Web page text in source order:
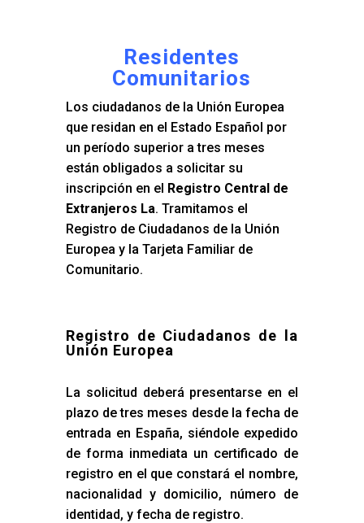
Residentes
Comunitarios
Los ciudadanos de la Unión Europea
que residan en el Estado Español por
un período superior a tres meses
están obligados a solicitar su
inscripción en el Registro Central de
Extranjeros La. Tramitamos el
Registro de Ciudadanos de la Unión
Europea y la Tarjeta Familiar de
Comunitario.
Registro de Ciudadanos de la
Unión Europea
La solicitud deberá presentarse en el
plazo de tres meses desde la fecha de
entrada en España, siéndole expedido
de forma inmediata un certificado de
registro en el que constará el nombre,
nacionalidad y domicilio, número de
identidad, y fecha de registro.